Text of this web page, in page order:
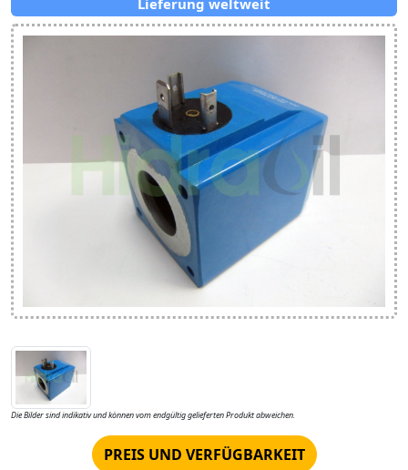
Lieferung weltweit
Die Bilder sind indikativ und können vom endgültig gelieferten Produkt abweichen.
PREIS UND VERFÜGBARKEIT